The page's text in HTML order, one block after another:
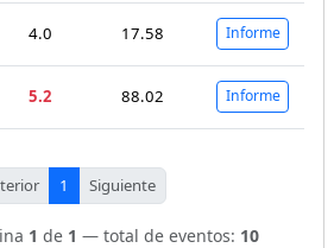
4.0 17.58 Informe
5.2 88.02 Informe
1 Siguiente
1 de 1 — total de eventos: 10